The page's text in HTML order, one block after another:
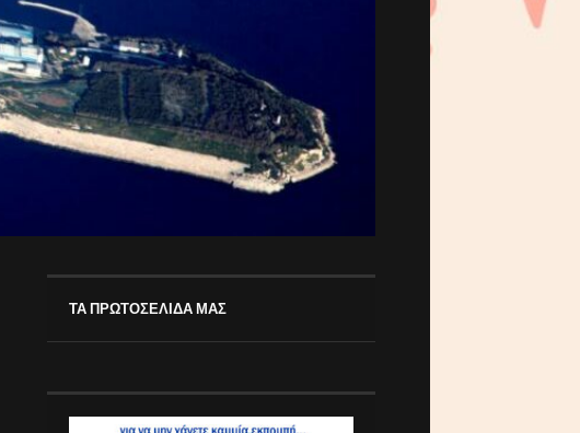
ΤΑ ΠΡΩΤΟΣΕΛΙΔΑ ΜΑΣ